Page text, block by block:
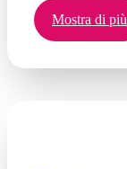
Mostra di più